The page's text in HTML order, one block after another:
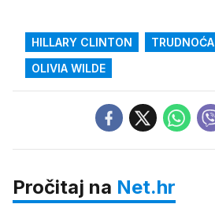
HILLARY CLINTON TRUDNOĆA
OLIVIA WILDE
Pročitaj na Net.hr